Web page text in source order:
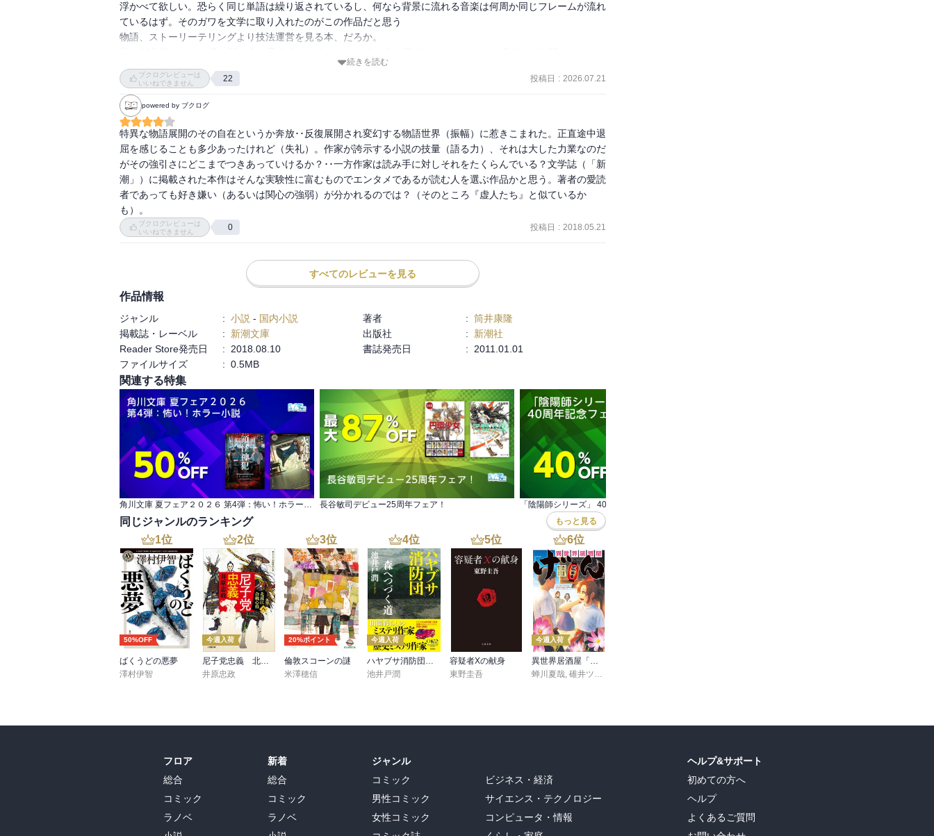
浮かべて欲しい。恐らく同じ単語は繰り返されているし、何なら背景に流れる音楽は何周か同じフレームが流れ
ているはず。そのガワを文学に取り入れたのがこの作品だと思う
物語、ストーリーテリングより技法運営を見る本、だろか。
ら本編339頁に4時間もかかりました
もう少し歳を重ねたら何か違う物が見えてきそう（気付けそう）
話筋とはまったく関係ないかもしれないがスルメ味がまだ隠されているような豊かさがある
それが御大の策略なのかはわかりませんが…
続きを読む
ブクログレビューは
いいねできません
22 投稿日 : 2026.07.21
powered by ブクログ
特異な物語展開のその自在というか奔放･･反復展開され変幻する物語世界（振幅）に惹きこまれた。正直途中退
屈を感じることも多少あったけれど（失礼）。作家が誇示する小説の技量（語る力）、それは大した力業なのだ
がその強引さにどこまでつきあっていけるか？･･一方作家は読み手に対しそれをたくらんでいる？文学誌（「新
潮」）に掲載された本作はそんな実験性に富むものでエンタメであるが読む人を選ぶ作品かと思う。著者の愛読
者であっても好き嫌い（あるいは関心の強弱）が分かれるのでは？（そのところ『虚人たち』と似ているか
も）。
ブクログレビューは
いいねできません
0 投稿日 : 2018.05.21
すべてのレビューを見る
作品情報
ジャンル : 小説 - 国内小説 著者 : 筒井康隆
掲載誌・レーベル
: 新潮文庫 出版社 :
新潮社
Reader Store発売日
: 2018.08.10 書誌発売日 :
2011.01.01
ファイルサイズ
: 0.5MB
関連する特集
角川文庫 夏フェア２０２６ 第4弾：怖い！ホラー小説 長谷敏司デビュー25周年フェア！ 「陰陽師シリーズ」 40周年記念フェア
同じジャンルのランキング もっと見る
1位
50%OFF
ばくうどの悪夢
澤村伊智
2位
今週入荷
尼子党忠義 北近江合戦心得〈八〉
井原忠政
3位
20%ポイント
倫敦スコーンの謎
米澤穂信
4位
今週入荷
ハヤブサ消防団 森へつづく道
池井戸潤
5位
容疑者Xの献身
東野圭吾
6位
今週入荷
異世界居酒屋「げん」三杯目
蝉川夏哉,碓井ツカサ
フロア
総合
コミック
ラノベ
新着
総合
コミック
ラノベ
ジャンル
コミック
男性コミック
女性コミック
ビジネス・経済
サイエンス・テクノロジー
コンピュータ・情報
ヘルプ&サポート
初めての方へ
ヘルプ
よくあるご質問